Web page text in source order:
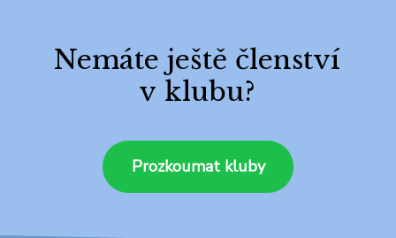
Nemáte ještě členství
v klubu?
Prozkoumat kluby